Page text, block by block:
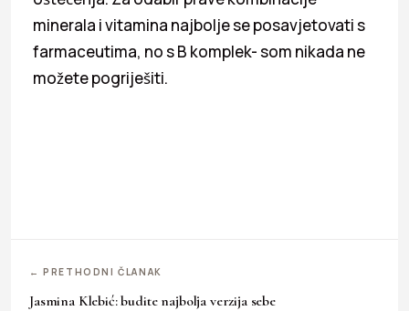
minerala i vitamina najbolje se posavjetovati s
farmaceutima, no s B komplek- som nikada ne
možete pogriješiti.
← PRETHODNI ČLANAK
Jasmina Klebić: budite najbolja verzija sebe